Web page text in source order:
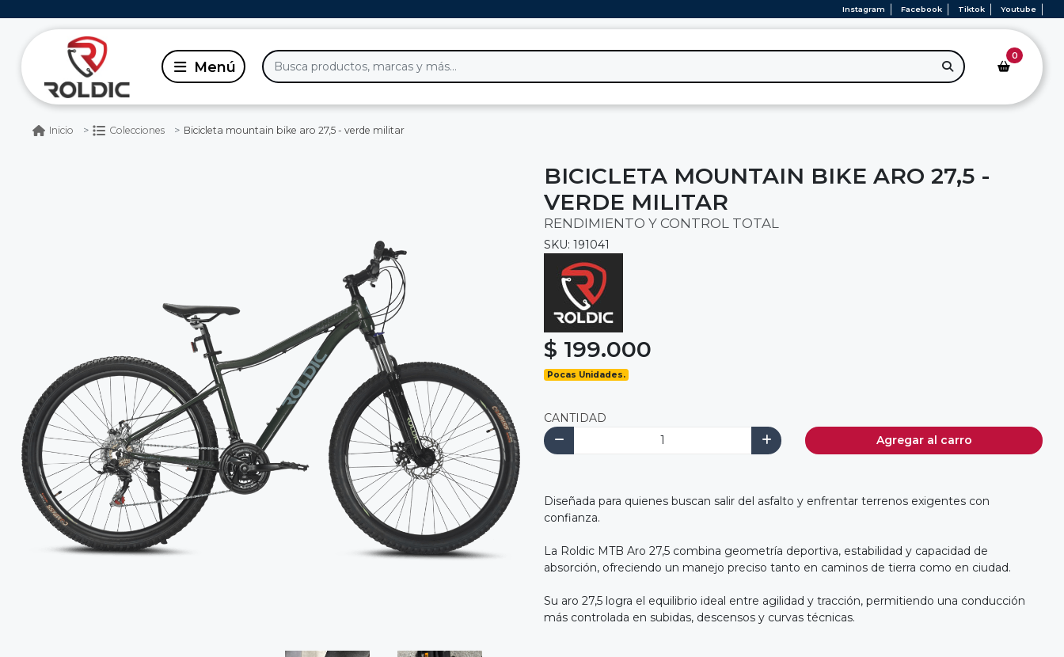
Instagram Facebook Tiktok Youtube
0
Inicio Colecciones Bicicleta mountain bike aro 27,5 - verde militar
BICICLETA MOUNTAIN BIKE ARO 27,5 -
VERDE MILITAR
RENDIMIENTO Y CONTROL TOTAL
SKU: 191041
$ 199.000
Pocas Unidades.
CANTIDAD
Agregar al carro
Diseñada para quienes buscan salir del asfalto y enfrentar terrenos exigentes con
confianza.
La Roldic MTB Aro 27,5 combina geometría deportiva, estabilidad y capacidad de
absorción, ofreciendo un manejo preciso tanto en caminos de tierra como en ciudad.
Su aro 27,5 logra el equilibrio ideal entre agilidad y tracción, permitiendo una conducción
más controlada en subidas, descensos y curvas técnicas.